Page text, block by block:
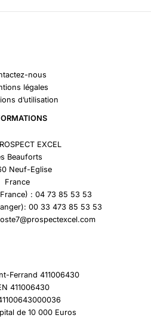
nous
légales
d’utilisation
EXCEL
Beauforts
Neuf-Eglise
France
: 04 73 85 53 53
00 33 473 85 53 53
Ferrand 411006430
411006430
de 10 000 Euros